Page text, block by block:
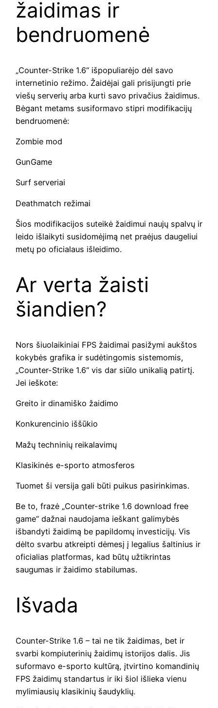
žaidimas ir
bendruomenė
„Counter-Strike 1.6“ išpopuliarėjo dėl savo
internetinio režimo. Žaidėjai gali prisijungti prie
viešų serverių arba kurti savo privačius žaidimus.
Bėgant metams susiformavo stipri modifikacijų
bendruomenė:
Zombie mod
GunGame
Surf serveriai
Deathmatch režimai
Šios modifikacijos suteikė žaidimui naujų spalvų ir
leido išlaikyti susidomėjimą net praėjus daugeliui
metų po oficialaus išleidimo.
Ar verta žaisti
šiandien?
Nors šiuolaikiniai FPS žaidimai pasižymi aukštos
kokybės grafika ir sudėtingomis sistemomis,
„Counter-Strike 1.6“ vis dar siūlo unikalią patirtį.
Jei ieškote:
Greito ir dinamiško žaidimo
Konkurencinio iššūkio
Mažų techninių reikalavimų
Klasikinės e-sporto atmosferos
Tuomet ši versija gali būti puikus pasirinkimas.
Be to, frazė „Counter-strike 1.6 download free
game“ dažnai naudojama ieškant galimybės
išbandyti žaidimą be papildomų investicijų. Vis
dėlto svarbu atkreipti dėmesį į legalius šaltinius ir
oficialias platformas, kad būtų užtikrintas
saugumas ir žaidimo stabilumas.
Išvada
Counter-Strike 1.6 – tai ne tik žaidimas, bet ir
svarbi kompiuterinių žaidimų istorijos dalis. Jis
suformavo e-sporto kultūrą, įtvirtino komandinių
FPS žaidimų standartus ir iki šiol išlieka vienu
mylimiausių klasikinių šaudyklių.